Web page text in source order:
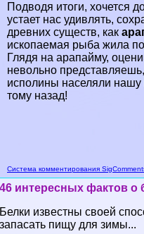
Подводя итоги, хочется
устает нас удивлять,
древних существ, как
ископаемая рыба жила
Глядя на арапайму,
невольно
исполины населяли нашу
тому назад!
Система комментирования
46 интересных фактов о
Белки известны своей
запасать пищу для зимы...